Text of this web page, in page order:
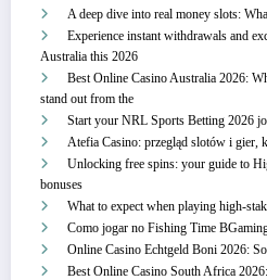
A deep dive into real money slots:
Experience instant withdrawals and
Australia this 2026
Best Online Casino Australia 2026:
stand out from the
Start your NRL Sports Betting 2026
Atefia Casino: przegląd slotów i gier,
Unlocking free spins: your guide to
bonuses
What to expect when playing high-
Como jogar no Fishing Time
Online Casino Echtgeld Boni 2026:
Best Online Casino South Africa